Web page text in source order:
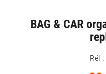
BAG & CAR
Réf